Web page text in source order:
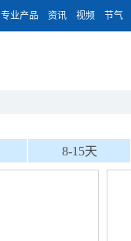
专业产品 资讯 视频 节气
8-15天